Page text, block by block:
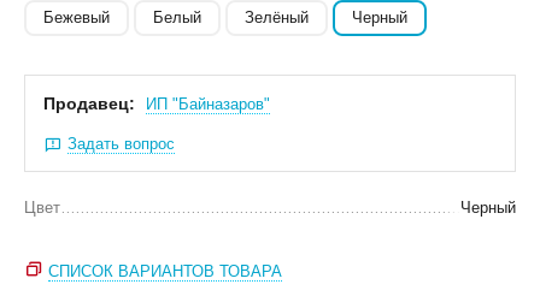
Бежевый
Белый Зелёный Черный
Продавец: ИП "Байназаров"
Задать вопрос
Цвет Черный
СПИСОК ВАРИАНТОВ ТОВАРА